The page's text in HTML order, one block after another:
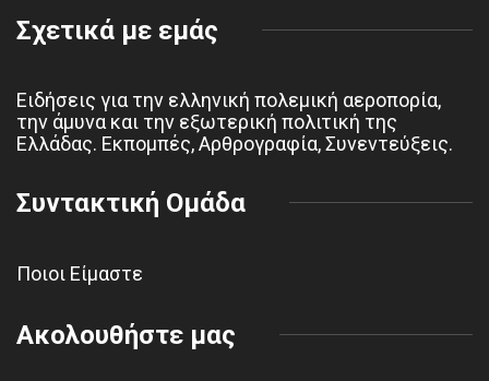
Σχετικά με εμάς
Ειδήσεις για την ελληνική πολεμική αεροπορία,
την άμυνα και την εξωτερική πολιτική της
Ελλάδας. Εκπομπές, Αρθρογραφία, Συνεντεύξεις.
Συντακτική Ομάδα
Ποιοι Είμαστε
Ακολουθήστε μας